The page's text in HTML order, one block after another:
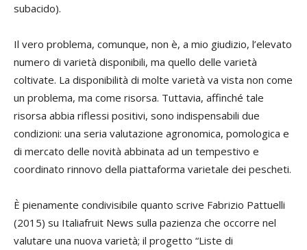
subacido).
Il vero problema, comunque, non è, a mio giudizio, l’elevato
numero di varietà disponibili, ma quello delle varietà
coltivate. La disponibilità di molte varietà va vista non come
un problema, ma come risorsa. Tuttavia, affinché tale
risorsa abbia riflessi positivi, sono indispensabili due
condizioni: una seria valutazione agronomica, pomologica e
di mercato delle novità abbinata ad un tempestivo e
coordinato rinnovo della piattaforma varietale dei pescheti.
È pienamente condivisibile quanto scrive Fabrizio Pattuelli
(2015) su Italiafruit News sulla pazienza che occorre nel
valutare una nuova varietà; il progetto “Liste di